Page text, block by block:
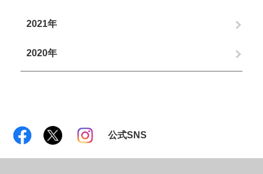
2021年
2020年
公式SNS